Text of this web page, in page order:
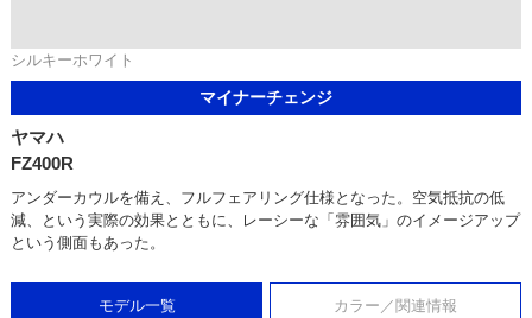
シルキーホワイト
マイナーチェンジ
ヤマハ
FZ400R
アンダーカウルを備え、フルフェアリング仕様となった。空気抵抗の低
減、という実際の効果とともに、レーシーな「雰囲気」のイメージアップ
という側面もあった。
モデル一覧 カラー／関連情報